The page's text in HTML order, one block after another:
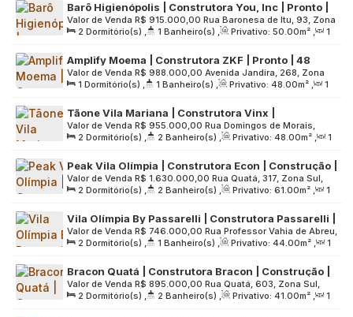
Barô Higienópolis | Construtora You, Inc | Pronto |
50 metros | 02 dormitórios | varanda | 01 vaga
R$ 915.000,00
Valor de Venda
Rua Baronesa de Itu, 93, Zona
Central, 01231-001, Santa Cecília, São Paulo, São Paulo,
Brasil
2 Dormitório(s) , 1 Banheiro(s) , Privativo: 50.00m² ,
1
Sala(s) , 1 Vaga(s) , Útil: 50.00m² , Terreno: 2587.00m²
Amplify Moema | Construtora ZKF | Pronto | 48
metros | 01 suíte | varanda | 01 vaga
R$ 988.000,00
Valor de Venda
Avenida Jandira, 268, Zona
Sul, 04080-000, Indianópolis, São Paulo, São Paulo, Brasil
1 Dormitório(s) , 1 Banheiro(s) , Privativo: 48.00m² ,
1
Sala(s) , 1 Suíte(s) , 1 Vaga(s) , Útil: 48.00m² ,
Terreno:
1815.00 m²
Tãone Vila Mariana | Construtora Vinx |
Construção | 48 metros | 02 dormitórios | suíte |
varanda | 01 vaga
R$ 955.000,00
Valor de Venda
Rua Domingos de Morais,
2022, Zona Sul, 04036-000, Vila Mariana, São Paulo, São
Paulo, Brasil
2 Dormitório(s) , 2 Banheiro(s) , Privativo: 48.00m² ,
1
Sala(s) , 1 Suíte(s) , 1 Vaga(s) , Útil: 48.00m² ,
Terreno:
1738.00m²
Peak Vila Olímpia | Construtora Econ | Construção |
61 metros | 02 dormitórios | suíte | varanda
gourmet | 01 vaga
R$ 1.630.000,00
Valor de Venda
Rua Quatá, 317, Zona Sul,
04546-041, Vila Olímpia, São Paulo, São Paulo, Brasil
2 Dormitório(s) , 2 Banheiro(s) , Privativo: 61.00m² ,
1
Sala(s) , 1 Suíte(s) , 1 Vaga(s) , Útil: 61.00m² ,
Terreno:
2936 .00m²
Vila Olímpia By Passarelli | Construtora Passarelli |
Construção | 44 metros | 02 dormitórios | com
varanda | sem vaga
R$ 746.000,00
Valor de Venda
Rua Professor Vahia de Abreu,
151, Zona Sul, 04549-000, Vila Olímpia, São Paulo, São
Paulo, Brasil
2 Dormitório(s) , 1 Banheiro(s) , Privativo: 44.00m² ,
1
Sala(s) , Útil: 44.00m² , Terreno: 1500.00m²
Bracon Quatá | Construtora Bracon | Construção |
41 metros | 02 dormitórios | com varanda | lavabo |
01 vaga
R$ 895.000,00
Valor de Venda
Rua Quatá, 603, Zona Sul,
04546-043, Vila Olímpia, São Paulo, São Paulo, Brasil
2 Dormitório(s) , 2 Banheiro(s) , Privativo: 41.00m² ,
1
Sala(s) , 1 Vaga(s) , Útil: 41.00m² , Terreno: 1523.00m²